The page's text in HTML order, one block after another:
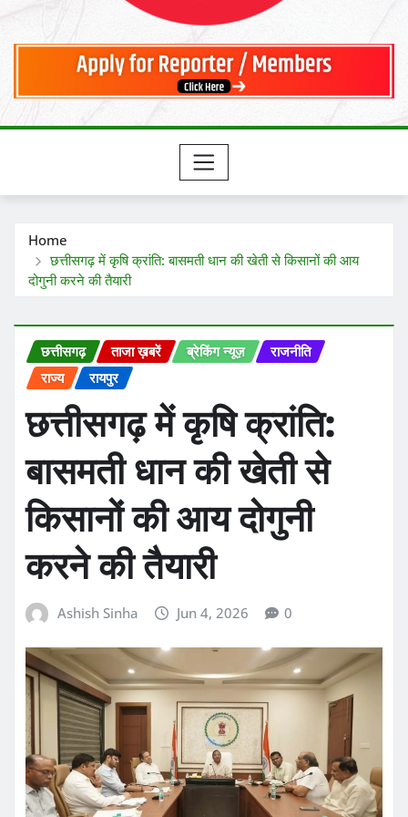
Home
छत्तीसगढ़ में कृषि क्रांति: बासमती धान की खेती से किसानों की आय
दोगुनी करने की तैयारी
छत्तीसगढ़ ताजा ख़बरें ब्रेकिंग न्यूज़
राजनीति
राज्य
रायपुर
छत्तीसगढ़ में कृषि क्रांति:
बासमती धान की खेती से
किसानों की आय दोगुनी
करने की तैयारी
Ashish Sinha Jun 4, 2026 0